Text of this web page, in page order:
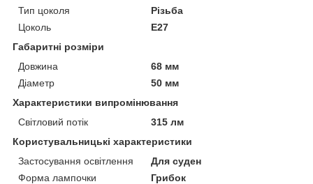
Тип цоколя
Різьба
Цоколь
E27
Габаритні розміри
Довжина
68 мм
Діаметр
50 мм
Характеристики випромінювання
Світловий потік
315 лм
Користувальницькі характеристики
Застосування освітлення
Для суден
Форма лампочки
Грибок